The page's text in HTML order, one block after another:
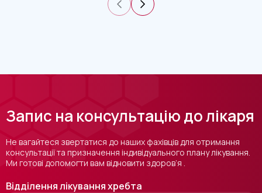
Запис на консультацію до лікаря
Не вагайтеся звертатися до наших фахівців для отримання
консультації та призначення індивідуального плану лікування.
Ми готові допомогти вам відновити здоров’я .
Відділення лікування хребта